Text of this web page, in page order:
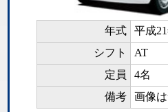
年式
平成
シフト
AT
定員
4名
備考
画像